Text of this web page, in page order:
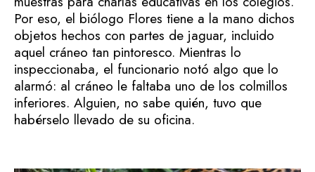
Por eso, el biólogo Flores tiene a la mano dichos
objetos hechos con partes de jaguar, incluido
aquel cráneo tan pintoresco. Mientras lo
inspeccionaba, el funcionario notó algo que lo
alarmó: al cráneo le faltaba uno de los colmillos
inferiores. Alguien, no sabe quién, tuvo que
habérselo llevado de su oficina.